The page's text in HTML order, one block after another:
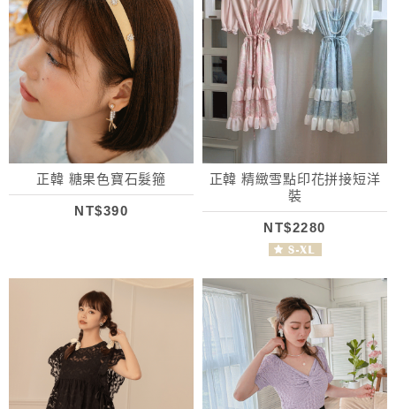
正韓 糖果色寶石髮箍
NT$390
正韓 精緻雪點印花拼接短洋
裝
NT$2280